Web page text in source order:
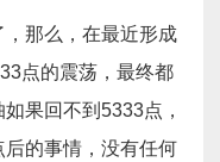
那么，在最近形成
点的震荡，最终都
果回不到5333点，
的事情，没有任何